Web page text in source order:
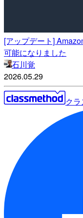
[アップデート]
可能になりました
石川覚
2026.05.29
ク